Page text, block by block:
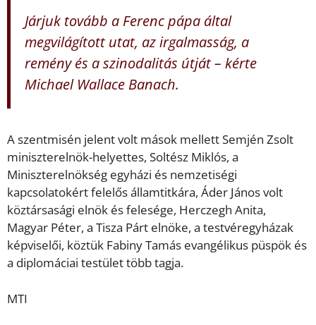
Járjuk tovább a Ferenc pápa által
megvilágított utat, az irgalmasság, a
remény és a szinodalitás útját – kérte
Michael Wallace Banach.
A szentmisén jelent volt mások mellett Semjén Zsolt
miniszterelnök-helyettes, Soltész Miklós, a
Miniszterelnökség egyházi és nemzetiségi
kapcsolatokért felelős államtitkára, Áder János volt
köztársasági elnök és felesége, Herczegh Anita,
Magyar Péter, a Tisza Párt elnöke, a testvéregyházak
képviselői, köztük Fabiny Tamás evangélikus püspök és
a diplomáciai testület több tagja.
MTI